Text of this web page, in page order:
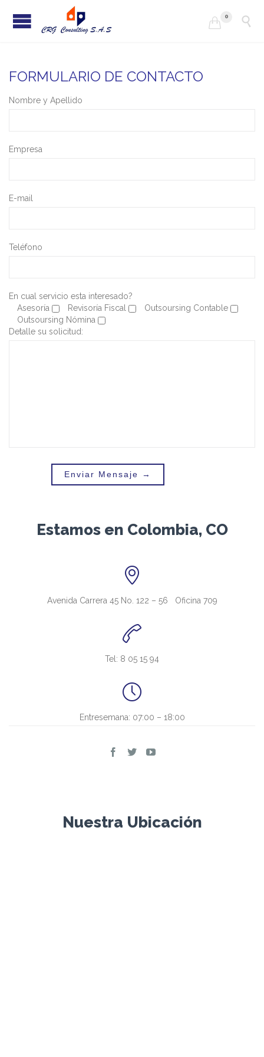

0 
FORMULARIO DE CONTACTO
Nombre y Apellido
Empresa
E-mail
Teléfono
En cual servicio esta interesado?
Asesoría
Revisoría Fiscal
Outsoursing Contable
Outsoursing Nómina
Detalle su solicitud:
Estamos en Colombia, CO

Avenida Carrera 45 No. 122 – 56 Oficina 709

Tel: 8 05 15 94

Entresemana: 07:00 – 18:00
  
Nuestra Ubicación